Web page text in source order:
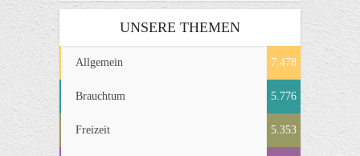
UNSERE THEMEN
Allgemein 7.478
Brauchtum 5.776
Freizeit 5.353